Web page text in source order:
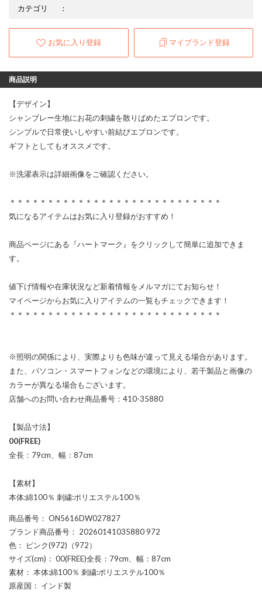
カテゴリ
：
お気に入り登録 マイブランド登録
商品説明
【デザイン】
シャンブレー生地にお花の刺繍を散りばめたエプロンです。
シンプルで日常使いしやすい前結びエプロンです。
ギフトとしてもオススメです。
※洗濯表示は詳細画像をご確認ください。
＊＊＊＊＊＊＊＊＊＊＊＊＊＊＊＊＊＊＊＊＊＊＊＊＊＊＊＊
気になるアイテムはお気に入り登録がおすすめ！
商品ページにある『ハートマーク』をクリックして簡単に追加できま
す。
値下げ情報や在庫状況など新着情報をメルマガにてお知らせ！
マイページからお気に入りアイテムの一覧もチェックできます！
＊＊＊＊＊＊＊＊＊＊＊＊＊＊＊＊＊＊＊＊＊＊＊＊＊＊＊＊
※照明の関係により、実際よりも色味が違って見える場合があります。
また、パソコン・スマートフォンなどの環境により、若干製品と画像の
カラーが異なる場合もございます。
店舗へのお問い合わせ商品番号：410-35880
【製品寸法】
00(FREE)
全長：79cm、幅：87cm
【素材】
本体:綿100％ 刺繍:ポリエステル100％
商品番号 ： ON5616DW027827
ブランド商品番号 ： 20260141035880 972
色 ： ピンク(972)（972）
サイズ(cm) ： 00(FREE)全長：79cm、幅：87cm
素材 ： 本体:綿100％ 刺繍:ポリエステル100％
原産国 ： インド製